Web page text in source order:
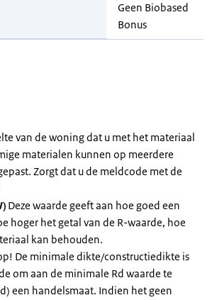
Geen Biobased
Bonus
van de woning dat u met het materiaal
materialen kunnen op meerdere
Zorgt dat u de meldcode met de
Deze waarde geeft aan hoe goed een
hoger het getal van de R-waarde, hoe
kan behouden.
De minimale dikte/constructiedikte is
om aan de minimale Rd waarde te
een handelsmaat. Indien het geen